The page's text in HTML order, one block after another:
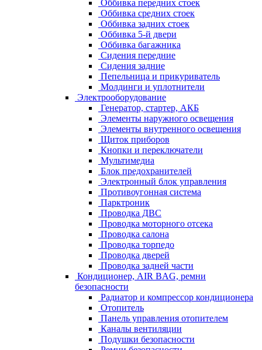
Оббивка передних стоек
Оббивка средних стоек
Оббивка задних стоек
Оббивка 5-й двери
Оббивка багажника
Сидения передние
Сидения задние
Пепельница и прикуриватель
Молдинги и уплотнители
Электрооборудование
Генератор, стартер, АКБ
Элементы наружного освещения
Элементы внутренного освещения
Щиток приборов
Кнопки и переключатели
Мультимедиа
Блок предохранителей
Электронный блок управления
Противоугонная система
Парктроник
Проводка ДВС
Проводка моторного отсека
Проводка салона
Проводка торпедо
Проводка дверей
Проводка задней части
Кондиционер, AIR BAG, ремни
безопасности
Радиатор и компрессор кондиционера
Отопитель
Панель управления отопителем
Каналы вентиляции
Подушки безопасности